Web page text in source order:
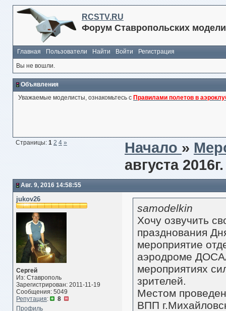
RCSTV.RU
Форум Ставропольских
Главная Пользователи Найти Войти
Регистрация
Вы не вошли.
Объявления
Уважаемые моделисты, ознакомьтесь с Правилами полетов в
Страницы:1 2 4 » Начало»
августа
Авг. 9, 2016 14:58:55
jukov26
Сергей
Из: Ставрополь
Зарегистрирован: 2011-11-19
Сообщения: 5049
Репутация:
8
Профиль
samodelkin
Хочу озвучить
празднования
мероприятие
аэродроме
мероприятиях
зрителей.
Местом
ВПП